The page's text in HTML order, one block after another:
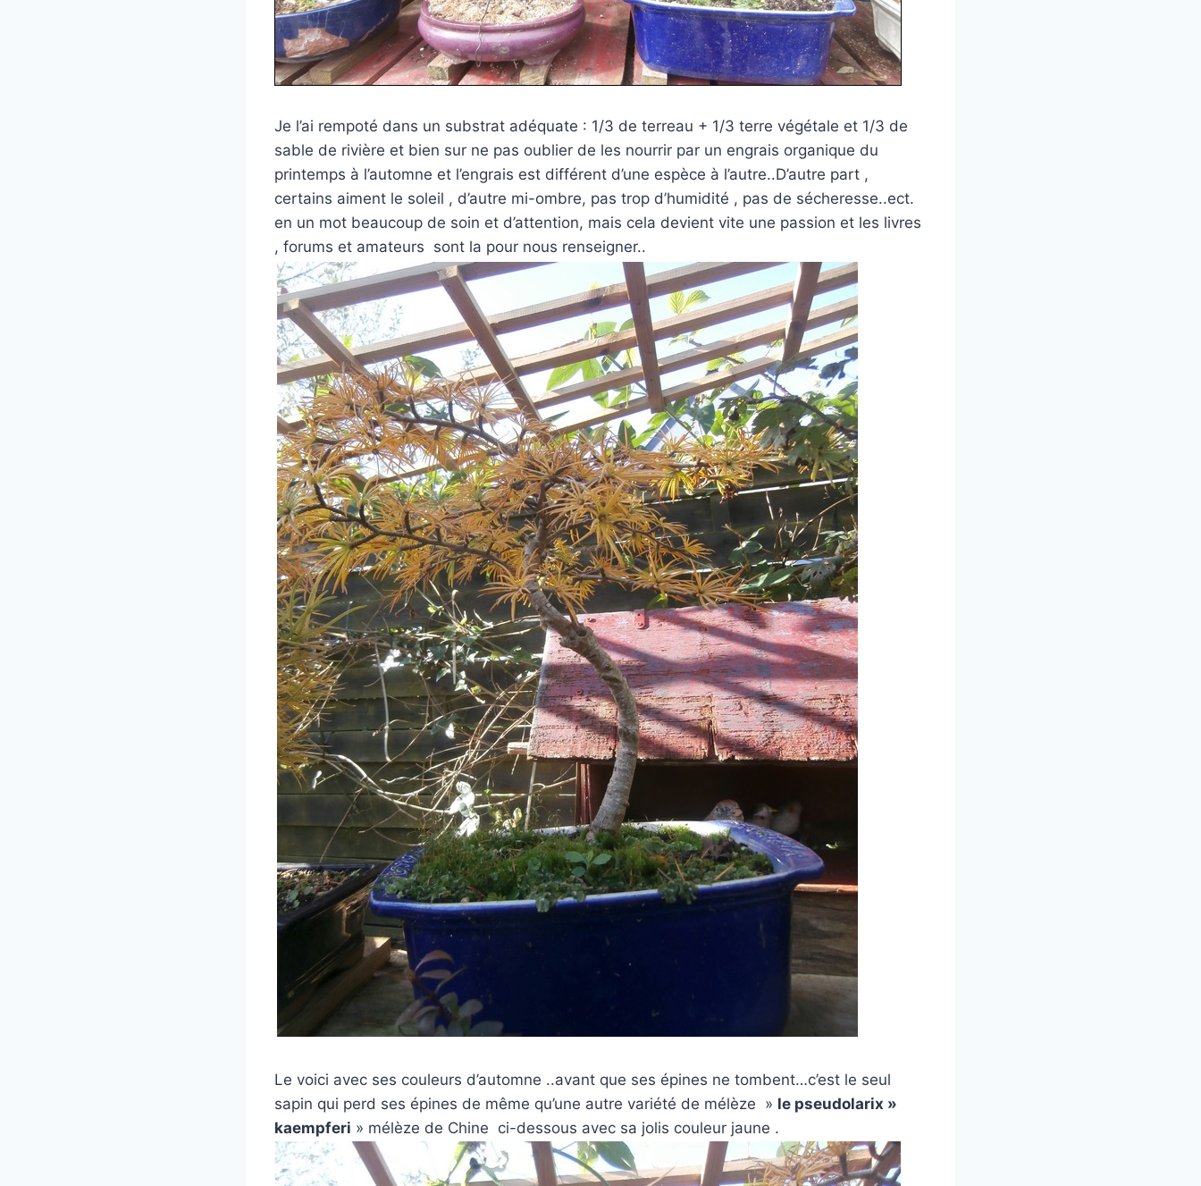
Je l’ai rempoté dans un substrat adéquate : 1/3 de terreau + 1/3 terre végétale et 1/3 de
sable de rivière et bien sur ne pas oublier de les nourrir par un engrais organique du
printemps à l’automne et l’engrais est différent d’une espèce à l’autre..D’autre part ,
certains aiment le soleil , d’autre mi-ombre, pas trop d’humidité , pas de sécheresse..ect.
en un mot beaucoup de soin et d’attention, mais cela devient vite une passion et les livres
, forums et amateurs sont la pour nous renseigner..
Le voici avec ses couleurs d’automne ..avant que ses épines ne tombent…c’est le seul
sapin qui perd ses épines de même qu’une autre variété de mélèze » le pseudolarix »
kaempferi » mélèze de Chine ci-dessous avec sa jolis couleur jaune .